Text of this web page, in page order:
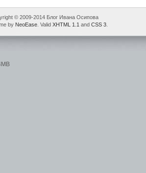
© 2009-2014 Блог Ивана Осипова
by NeoEase . Valid XHTML 1.1 and CSS 3